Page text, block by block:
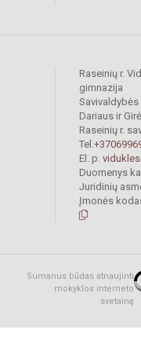
Raseinių r.
gimnazija
Dariaus ir
Raseinių r.
Tel.
El. p.
Duomenys
Juridinių
Įmonės
Sumanus būdas atnaujinti
mokyklos interneto
svetainę